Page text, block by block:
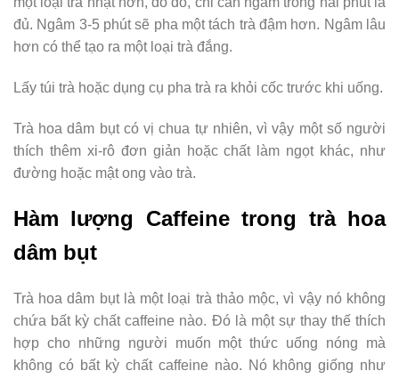
đủ. Ngâm 3-5 phút sẽ pha một tách trà đậm hơn. Ngâm lâu
hơn có thể tạo ra một loại trà đắng.
Lấy túi trà hoặc dụng cụ pha trà ra khỏi cốc trước khi uống.
Trà hoa dâm bụt có vị chua tự nhiên, vì vậy một số người
thích thêm xi-rô đơn giản hoặc chất làm ngọt khác, như
đường hoặc mật ong vào trà.
Hàm lượng Caffeine trong trà hoa
dâm bụt
Trà hoa dâm bụt là một loại trà thảo mộc, vì vậy nó không
chứa bất kỳ chất caffeine nào. Đó là một sự thay thế thích
hợp cho những người muốn một thức uống nóng mà
không có bất kỳ chất caffeine nào. Nó không giống như